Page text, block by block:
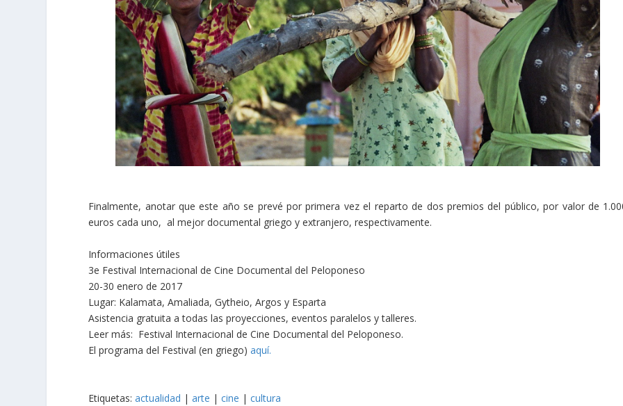
Finalmente, anotar que este año se prevé por primera vez el reparto de dos premios del público, por valor de
euros cada uno, al mejor documental griego y extranjero, respectivamente.
Informaciones útiles
3e Festival Internacional de Cine Documental del Peloponeso
20-30 enero de 2017
Lugar: Kalamata, Amaliada, Gytheio, Argos y Esparta
Asistencia gratuita a todas las proyecciones, eventos paralelos y talleres.
Leer más: Festival Internacional de Cine Documental del Peloponeso.
El programa del Festival (en griego)aquí.
Etiquetas:actualidad |arte |cine |cultura